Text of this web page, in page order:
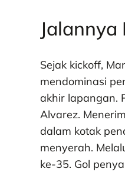
Sejak kickoff,
mendominasi
akhir lapangan.
Alvarez.
dalam kotak
menyerah.
ke-35. Gol